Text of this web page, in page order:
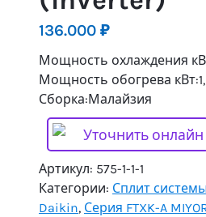
136.000 ₽
Мощность охлаждения
Мощность обогрева
Сборка:Малайзия
Уточнить онлайн
Артикул: 575-1-1-1
Категории: Сплит
Daikin, Серия FTXK-A